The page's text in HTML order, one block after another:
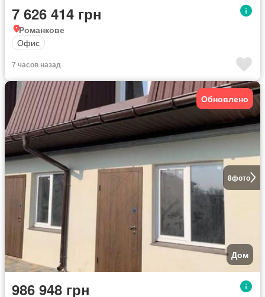
7 626 414 грн
Романкове
Офис
7 часов назад
8фото
Обновлено
Дом
986 948 грн